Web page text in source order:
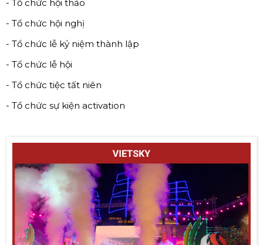
- Tổ chức hội thảo
- Tổ chức hội nghị
- Tổ chức lễ kỷ niệm thành lập
- Tổ chức lễ hội
- Tổ chức tiệc tất niên
- Tổ chức sự kiện activation